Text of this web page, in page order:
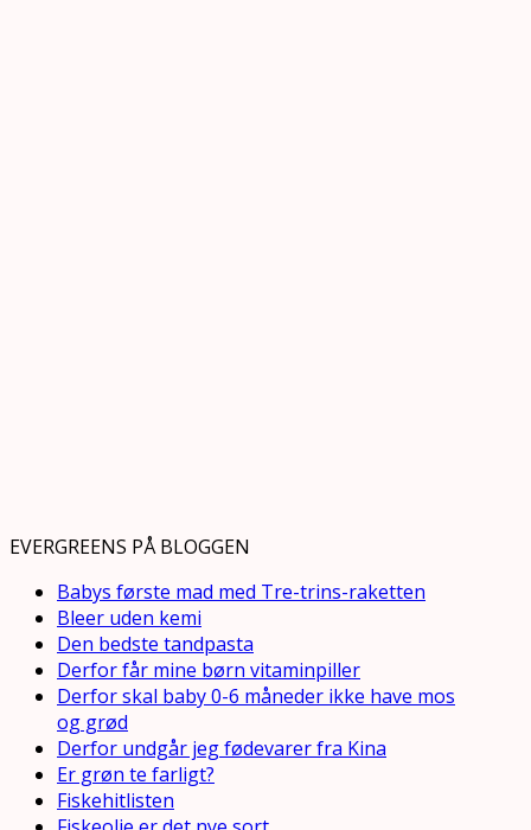
EVERGREENS PÅ BLOGGEN
Babys første mad med Tre-trins-raketten
Bleer uden kemi
Den bedste tandpasta
Derfor får mine børn vitaminpiller
Derfor skal baby 0-6 måneder ikke have mos
og grød
Derfor undgår jeg fødevarer fra Kina
Er grøn te farligt?
Fiskehitlisten